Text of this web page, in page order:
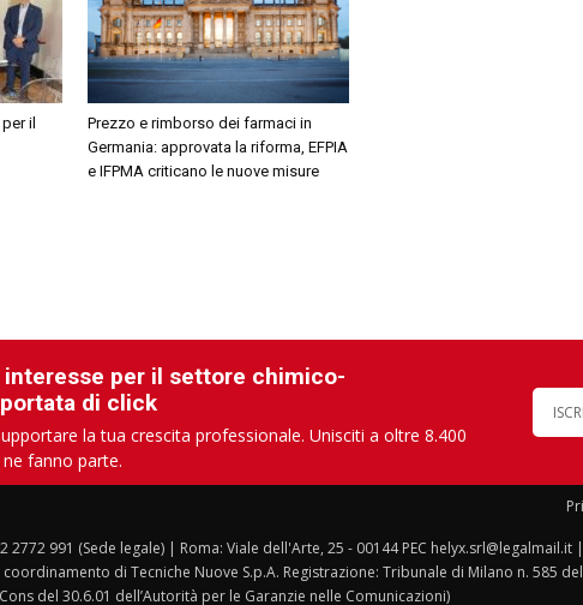
il
Prezzo e rimborso dei farmaci in
Germania: approvata la riforma, EFPIA
e IFPMA criticano le nuove misure
per il settore chimico-
di click
la tua crescita professionale. Unisciti a oltre 8.400
fanno parte.
991 (Sede legale) | Roma: Viale dell'Arte, 25 - 00144 PEC helyx.srl@legalmail.it
di Tecniche Nuove S.p.A. Registrazione: Tribunale di Milano n. 585
del 30.6.01 dell’Autorità per le Garanzie nelle Comunicazioni)